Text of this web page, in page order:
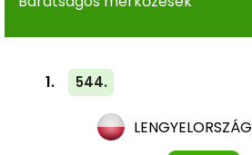
1. 544.
LENGYELORSZÁG